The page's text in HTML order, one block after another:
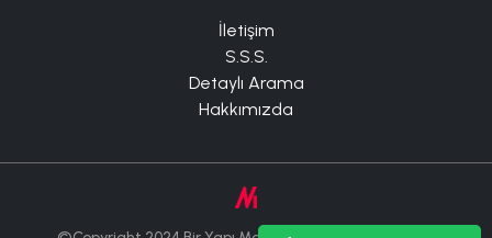
İletişim
S.S.S.
Detaylı Arama
Hakkımızda